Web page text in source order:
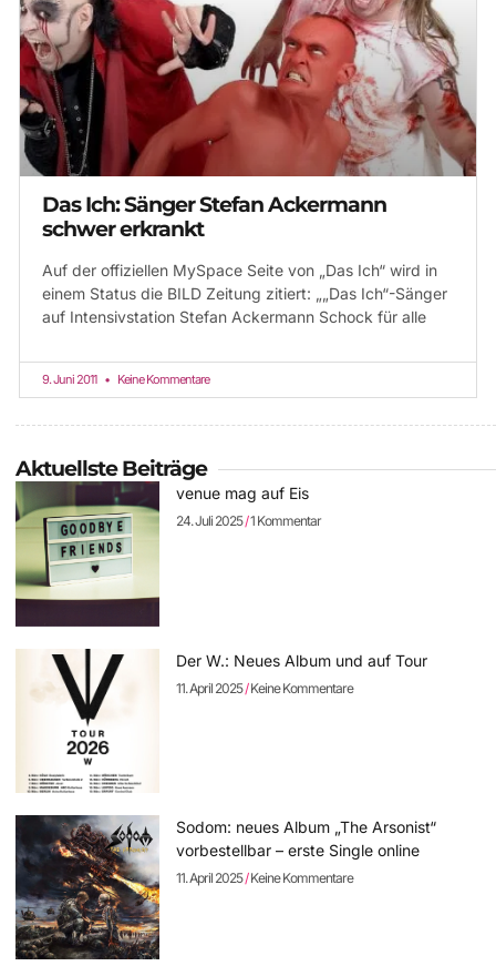
Das Ich: Sänger Stefan Ackermann
schwer erkrankt
Auf der offiziellen MySpace Seite von „Das Ich“ wird in
einem Status die BILD Zeitung zitiert: „„Das Ich“-Sänger
auf Intensivstation Stefan Ackermann Schock für alle
9. Juni 2011 Keine Kommentare
Aktuellste Beiträge
venue mag auf Eis
24. Juli 2025 1 Kommentar
Der W.: Neues Album und auf Tour
11. April 2025 Keine Kommentare
Sodom: neues Album „The Arsonist“
vorbestellbar – erste Single online
11. April 2025 Keine Kommentare